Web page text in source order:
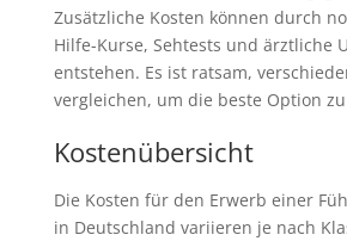
Zusätzliche Kosten können durch
Hilfe-Kurse, Sehtests und ärztliche
entstehen. Es ist ratsam,
vergleichen, um die beste Option
Kostenübersicht
Die Kosten für den Erwerb einer
in Deutschland variieren je nach